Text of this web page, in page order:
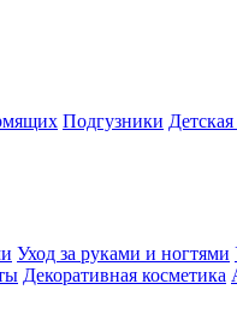
Подгузники
Уход за руками и ногтями
Декоративная косметика